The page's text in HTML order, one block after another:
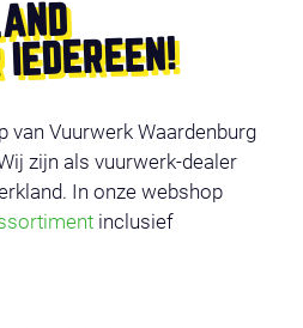
van Vuurwerk Waardenburg
zijn als vuurwerk-dealer
In onze webshop
inclusief
zoals